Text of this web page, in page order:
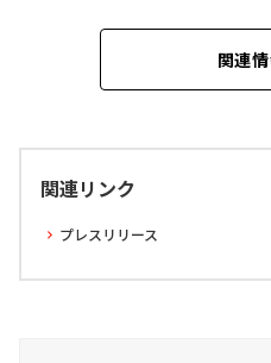
関連
関連リンク
プレスリリース